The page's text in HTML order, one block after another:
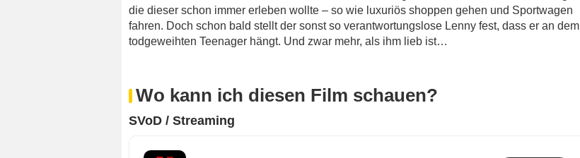
die dieser schon immer erleben wollte – so wie luxuriös shoppen gehen und Sportwagen
fahren. Doch schon bald stellt der sonst so verantwortungslose Lenny fest, dass er an dem
todgeweihten Teenager hängt. Und zwar mehr, als ihm lieb ist…
Wo kann ich diesen Film schauen?
SVoD / Streaming